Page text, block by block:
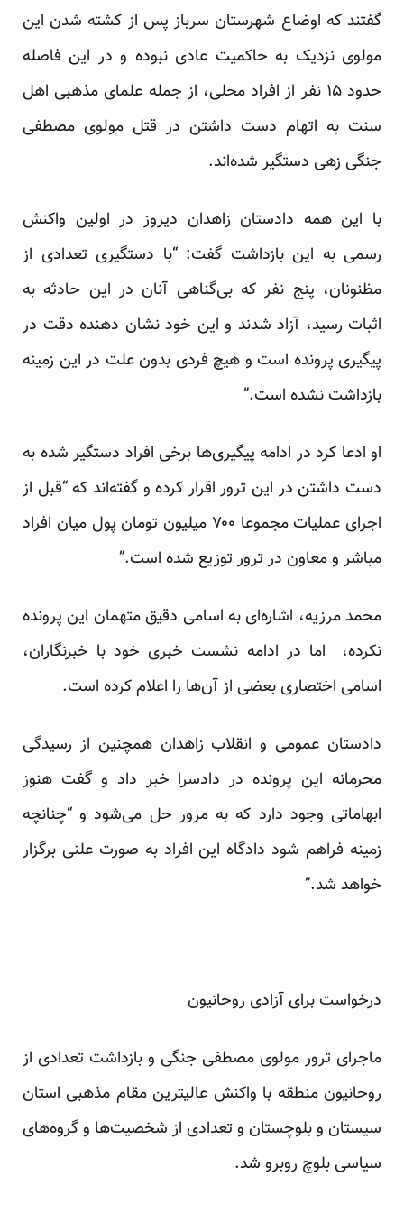
گفتند که اوضاع شهرستان سرباز پس از کشته شدن این
مولوی نزدیک به حاکمیت عادی نبوده و در این فاصله
حدود ۱۵ نفر از افراد محلی، از جمله علمای مذهبی اهل
سنت به اتهام دست داشتن در قتل مولوی مصطفی
جنگی زهی دستگیر شده‌اند.
با این همه دادستان زاهدان دیروز در اولین واکنش
رسمی به این بازداشت گفت: “با دستگیری تعدادی از
مظنونان، پنج نفر که بی‌گناهی آنان در این حادثه به
اثبات رسید، آزاد شدند و این خود نشان دهنده دقت در
پیگیری پرونده است و هیچ فردی بدون علت در این زمینه
بازداشت نشده است.”
او ادعا کرد در ادامه پیگیری‌ها برخی افراد دستگیر شده به
دست داشتن در این ترور اقرار کرده و گفته‌اند که “قبل از
اجرای عملیات مجموعا ۷۰۰ میلیون تومان پول میان افراد
مباشر و معاون در ترور توزیع شده است.”
محمد مرزیه، اشاره‌ای به اسامی دقیق متهمان این پرونده
نکرده، ‌ اما در ادامه نشست خبری خود با خبرنگاران،
اسامی اختصاری بعضی از آن‌ها را اعلام کرده است.
دادستان عمومی و انقلاب زاهدان همچنین از رسیدگی
محرمانه این پرونده در دادسرا خبر داد و گفت هنوز
ابهاماتی وجود دارد که به مرور حل می‌شود و “چنانچه
زمینه فراهم شود دادگاه این افراد به صورت علنی برگزار
خواهد شد.”
درخواست برای آزادی روحانیون
ماجرای ترور مولوی مصطفی جنگی و بازداشت تعدادی از
روحانیون منطقه با واکنش عالیترین مقام مذهبی استان
سیستان و بلوچستان و تعدادی از شخصیت‌ها و گروه‌های
سیاسی بلوچ روبرو شد.